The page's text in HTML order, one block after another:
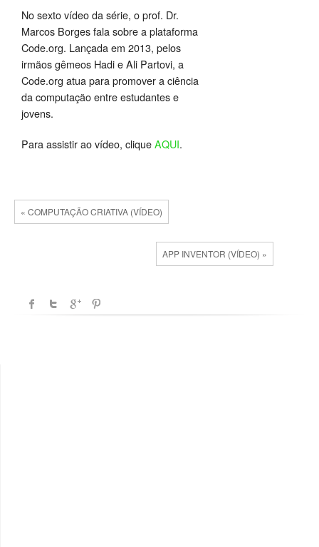
No sexto vídeo da série, o prof. Dr.
Marcos Borges fala sobre a plataforma
Code.org. Lançada em 2013, pelos
irmãos gêmeos Hadi e Ali Partovi, a
Code.org atua para promover a ciência
da computação entre estudantes e
jovens.
Para assistir ao vídeo, cliqueAQUI.
« COMPUTAÇÃO CRIATIVA (VÍDEO)
APP INVENTOR (VÍDEO) »